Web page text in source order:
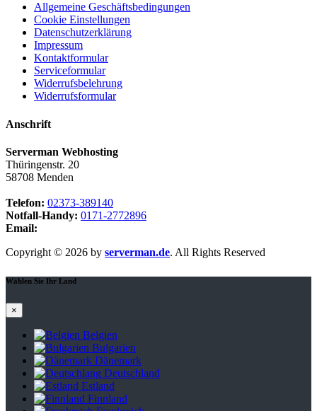
Allgemeine Geschäftsbedingungen
Cookie Einstellungen
Datenschutzerklärung
Impressum
Kontaktformular
Serviceformular
Widerrufsbelehrung
Widerrufsformular
Anschrift
Serverman Webhosting
Thüringenstr. 20
58708 Menden
Telefon: 02373-389140
Notfall-Handy: 0171-2772896
Email:
Copyright © 2026 by serverman.de. All Rights Reserved
Wählen Sie Ihr Land
×
Belgien
Bulgarien
Dänemark
Deutschland
Estland
Finnland